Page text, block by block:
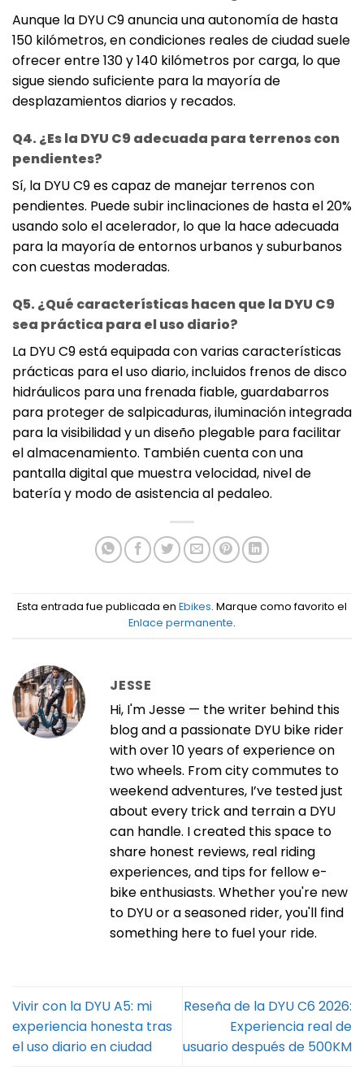
Aunque la DYU C9 anuncia una autonomía de hasta
150 kilómetros, en condiciones reales de ciudad suele
ofrecer entre 130 y 140 kilómetros por carga, lo que
sigue siendo suficiente para la mayoría de
desplazamientos diarios y recados.
Q4. ¿Es la DYU C9 adecuada para terrenos con
pendientes?
Sí, la DYU C9 es capaz de manejar terrenos con
pendientes. Puede subir inclinaciones de hasta el 20%
usando solo el acelerador, lo que la hace adecuada
para la mayoría de entornos urbanos y suburbanos
con cuestas moderadas.
Q5. ¿Qué características hacen que la DYU C9
sea práctica para el uso diario?
La DYU C9 está equipada con varias características
prácticas para el uso diario, incluidos frenos de disco
hidráulicos para una frenada fiable, guardabarros
para proteger de salpicaduras, iluminación integrada
para la visibilidad y un diseño plegable para facilitar
el almacenamiento. También cuenta con una
pantalla digital que muestra velocidad, nivel de
batería y modo de asistencia al pedaleo.
Esta entrada fue publicada en Ebikes. Marque como favorito el
Enlace permanente.
JESSE
Hi, I'm Jesse — the writer behind this
blog and a passionate DYU bike rider
with over 10 years of experience on
two wheels. From city commutes to
weekend adventures, I’ve tested just
about every trick and terrain a DYU
can handle. I created this space to
share honest reviews, real riding
experiences, and tips for fellow e-
bike enthusiasts. Whether you're new
to DYU or a seasoned rider, you'll find
something here to fuel your ride.
Vivir con la DYU A5: mi
experiencia honesta tras
el uso diario en ciudad
Reseña de la DYU C6 2026:
Experiencia real de
usuario después de 500KM